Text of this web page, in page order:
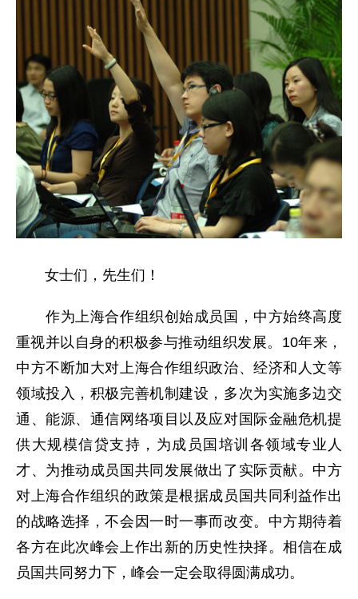
女士们，先生们！
作为上海合作组织创始成员国，中方始终高度
重视并以自身的积极参与推动组织发展。10年来，
中方不断加大对上海合作组织政治、经济和人文等
领域投入，积极完善机制建设，多次为实施多边交
通、能源、通信网络项目以及应对国际金融危机提
供大规模信贷支持，为成员国培训各领域专业人
才、为推动成员国共同发展做出了实际贡献。中方
对上海合作组织的政策是根据成员国共同利益作出
的战略选择，不会因一时一事而改变。中方期待着
各方在此次峰会上作出新的历史性抉择。相信在成
员国共同努力下，峰会一定会取得圆满成功。